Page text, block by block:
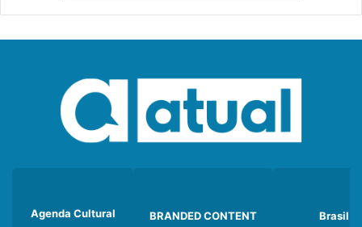
Agenda Cultural BRANDED CONTENT Brasil